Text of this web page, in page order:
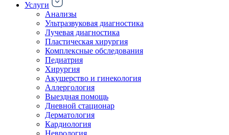
Услуги
Анализы
Ультразвуковая диагностика
Лучевая диагностика
Пластическая хирургия
Комплексные обследования
Педиатрия
Хирургия
Акушерство и гинекология
Аллергология
Выездная помощь
Дневной стационар
Дерматология
Кардиология
Неврология